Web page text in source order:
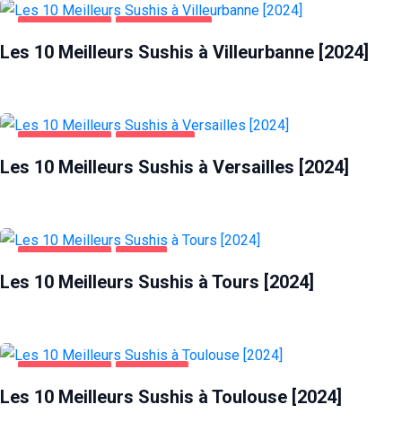
Les 10 Meilleurs Sushis à Villeurbanne [2024]
Les 10 Meilleurs Sushis à Versailles [2024]
Les 10 Meilleurs Sushis à Tours [2024]
Les 10 Meilleurs Sushis à Toulouse [2024]